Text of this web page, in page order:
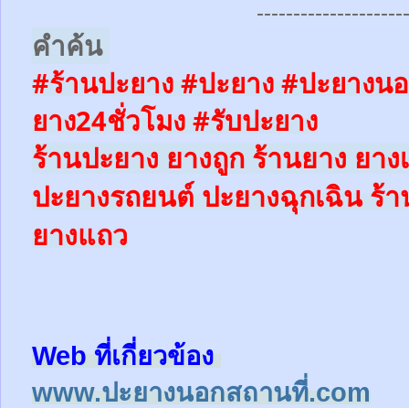
คำค้น
#ร้านปะยาง #ปะยาง #ปะยาง
ยาง24ชั่วโมง #รับปะยาง
ร้านปะยาง ยางถูก ร้านยาง ยาง
ปะยางรถยนต์ ปะยางฉุกเฉิน ร้
ยางแถว
Web ที่เกี่ยวข้อง
www.ปะยางนอกสถานที่.com